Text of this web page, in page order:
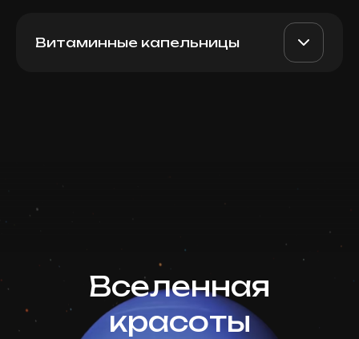
Витаминные капельницы
Вселенная
красоты